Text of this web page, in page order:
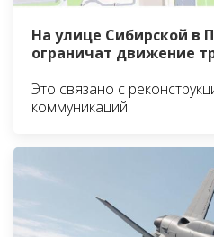
На улице Сибирской в
ограничат движение
Это связано с
коммуникаций